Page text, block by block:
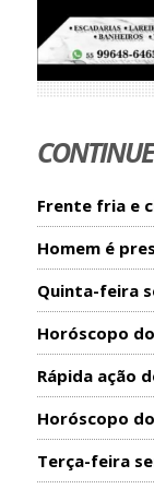
Frente fria e
Homem é
Quinta-feira
Horóscopo
Rápida ação
Horóscopo
Terça-feira